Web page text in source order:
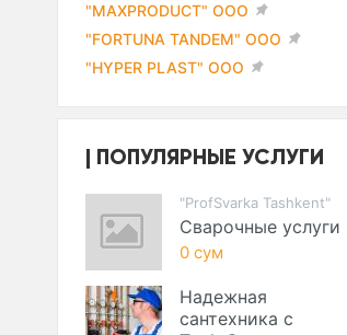
"MAXPRODUCT" ООО
"FORTUNA TANDEM" ООО
"HYPER PLAST" ООО
ПОПУЛЯРНЫЕ УСЛУГИ
"ProfSvarka Tashkent"
Сварочные услуги
0 сум
Надежная
сантехника с